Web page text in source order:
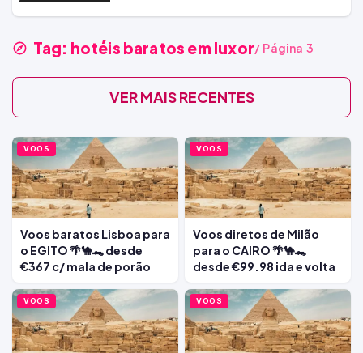
Tag: hotéis baratos em luxor/ Página 3
VER MAIS RECENTES
VOOS
Voos baratos Lisboa para
o EGITO 🌴🐪🐊 desde
€367 c/ mala de porão
VOOS
Voos diretos de Milão
para o CAIRO 🌴🐪🐊
desde €99.98 ida e volta
VOOS VOOS